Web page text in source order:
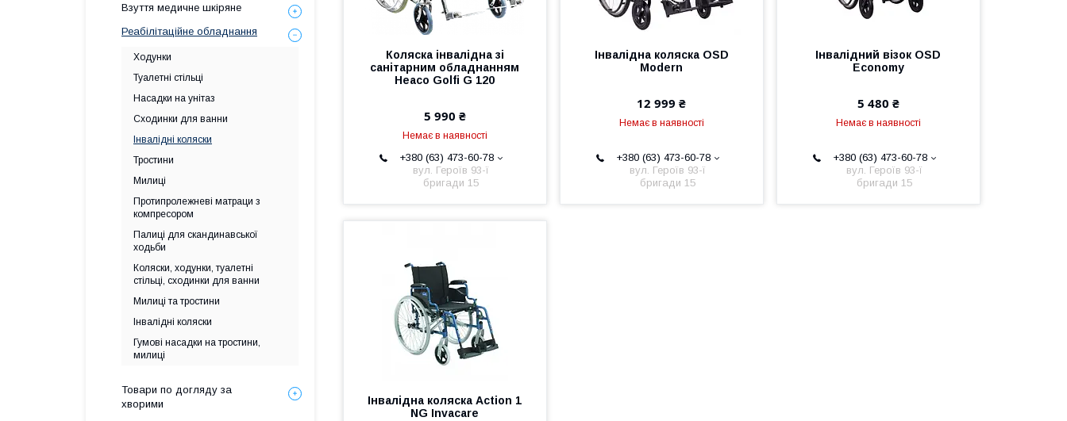
Коляска інвалідна зі
санітарним обладнанням
Heaco Golfi G 120
5 990 ₴
Немає в наявності
+380 (63) 473-60-78
вул. Героїв 93-ї
бригади 15
Інвалідна коляска OSD
Modern
12 999 ₴
Немає в наявності
+380 (63) 473-60-78
вул. Героїв 93-ї
бригади 15
Інвалідний візок OSD
Economy
5 480 ₴
Немає в наявності
+380 (63) 473-60-78
вул. Героїв 93-ї
бригади 15
Інвалідна коляска Action 1
NG Invacare
Взуття медичне шкіряне
Реабілітаційне обладнання
Ходунки
Туалетні стільці
Насадки на унітаз
Сходинки для ванни
Інвалідні коляски
Тростини
Милиці
Протипролежневі матраци з
компресором
Палиці для скандинавської
ходьби
Коляски, ходунки, туалетні
стільці, сходинки для ванни
Милиці та тростини
Інвалідні коляски
Гумові насадки на тростини,
милиці
Товари по догляду за
хворими